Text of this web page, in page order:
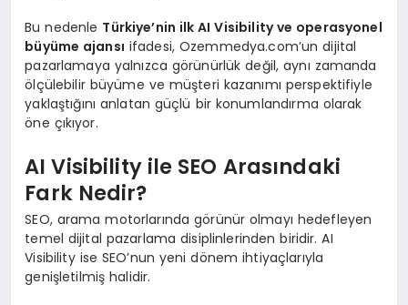
Bu nedenle Türkiye’nin ilk AI Visibility ve operasyonel
büyüme ajansı ifadesi, Ozemmedya.com’un dijital
pazarlamaya yalnızca görünürlük değil, aynı zamanda
ölçülebilir büyüme ve müşteri kazanımı perspektifiyle
yaklaştığını anlatan güçlü bir konumlandırma olarak
öne çıkıyor.
AI Visibility ile SEO Arasındaki
Fark Nedir?
SEO, arama motorlarında görünür olmayı hedefleyen
temel dijital pazarlama disiplinlerinden biridir. AI
Visibility ise SEO’nun yeni dönem ihtiyaçlarıyla
genişletilmiş halidir.